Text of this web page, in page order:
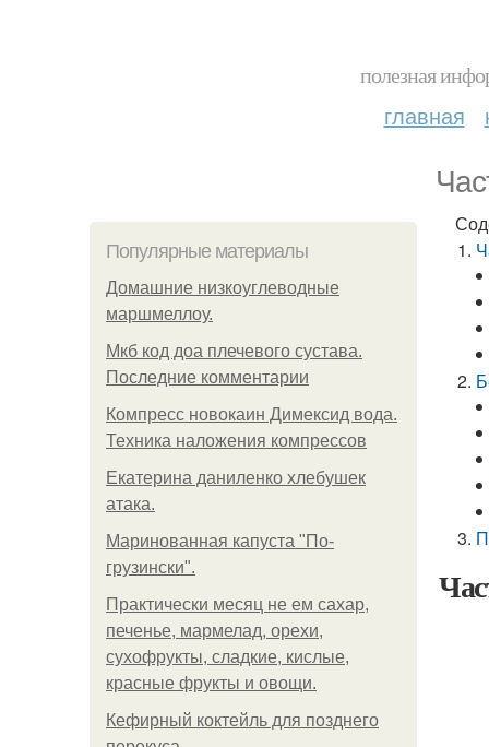
полезная
главная
Популярные материалы
Домашние низкоуглеводные
маршмеллоу.
Мкб код доа плечевого сустава.
Последние комментарии
Компресс новокаин Димексид вода.
Техника наложения компрессов
Екатерина даниленко хлебушек
атака.
Маринованная капуста "По-
грузински".
Практически месяц не ем сахар,
печенье, мармелад, орехи,
сухофрукты, сладкие, кислые,
красные фрукты и овощи.
Кефирный коктейль для позднего